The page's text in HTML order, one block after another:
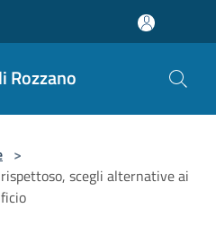
Rozzano
>
scegli alternative ai